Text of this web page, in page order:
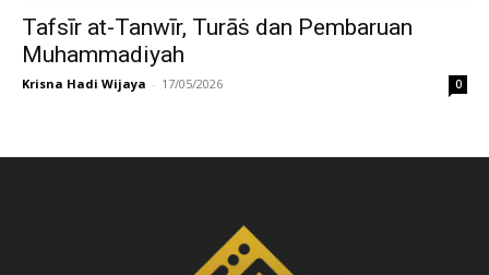
Tafsīr at-Tanwīr, Turāṡ dan Pembaruan
Muhammadiyah
Krisna Hadi Wijaya - 17/05/2026 0